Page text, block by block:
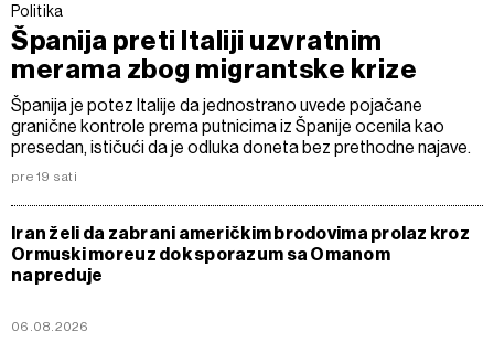
Politika
Španija preti Italiji uzvratnim
merama zbog migrantske krize
Španija je potez Italije da jednostrano uvede pojačane
granične kontrole prema putnicima iz Španije ocenila kao
presedan, ističući da je odluka doneta bez prethodne najave.
pre 19 sati
Iran želi da zabrani američkim brodovima prolaz kroz
Ormuski moreuz dok sporazum sa Omanom
napreduje
06.08.2026